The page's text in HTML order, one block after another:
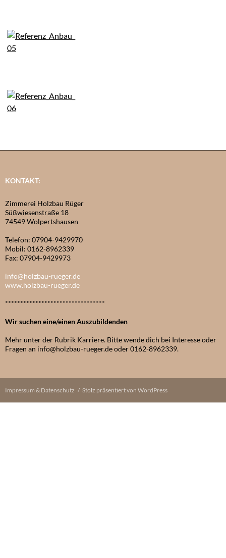
KONTAKT:
Zimmerei Holzbau Rüger
Süßwiesenstraße 18
74549 Wolpertshausen
Telefon: 07904-9429970
Mobil: 0162-8962339
Fax: 07904-9429973
info@holzbau-rueger.de
www.holzbau-rueger.de
*********************************
Wir suchen eine/einen Auszubildenden
Mehr unter der Rubrik Karriere. Bitte wende dich bei Interesse oder
Fragen an info@holzbau-rueger.de oder 0162-8962339.
Impressum & Datenschutz Stolz präsentiert von WordPress